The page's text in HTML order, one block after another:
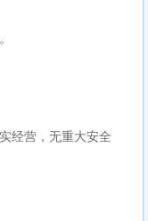
经营，无重大安全